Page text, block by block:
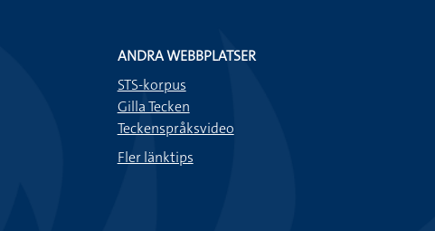
ANDRA WEBBPLATSER
STS-korpus
Gilla Tecken
Teckenspråksvideo
Fler länktips